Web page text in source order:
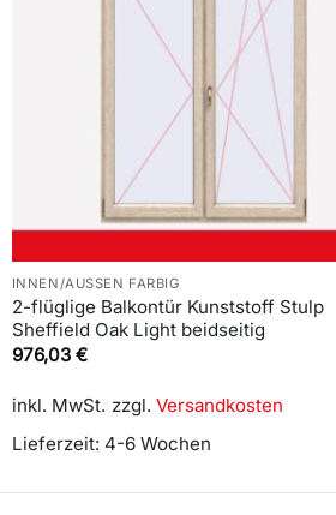
INNEN/AUSSEN FARBIG
2-flüglige Balkontür Kunststoff Stulp
Sheffield Oak Light beidseitig
976,03 €
inkl. MwSt. zzgl. Versandkosten
Lieferzeit: 4-6 Wochen